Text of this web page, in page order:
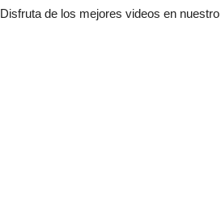
de los mejores videos en nuestro